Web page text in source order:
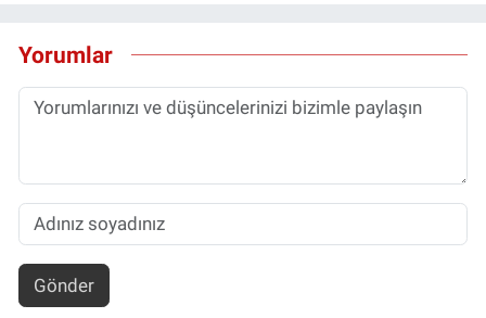
Yorumlar
Gönder
Popüler
Programlar
Spor
Teknoloji